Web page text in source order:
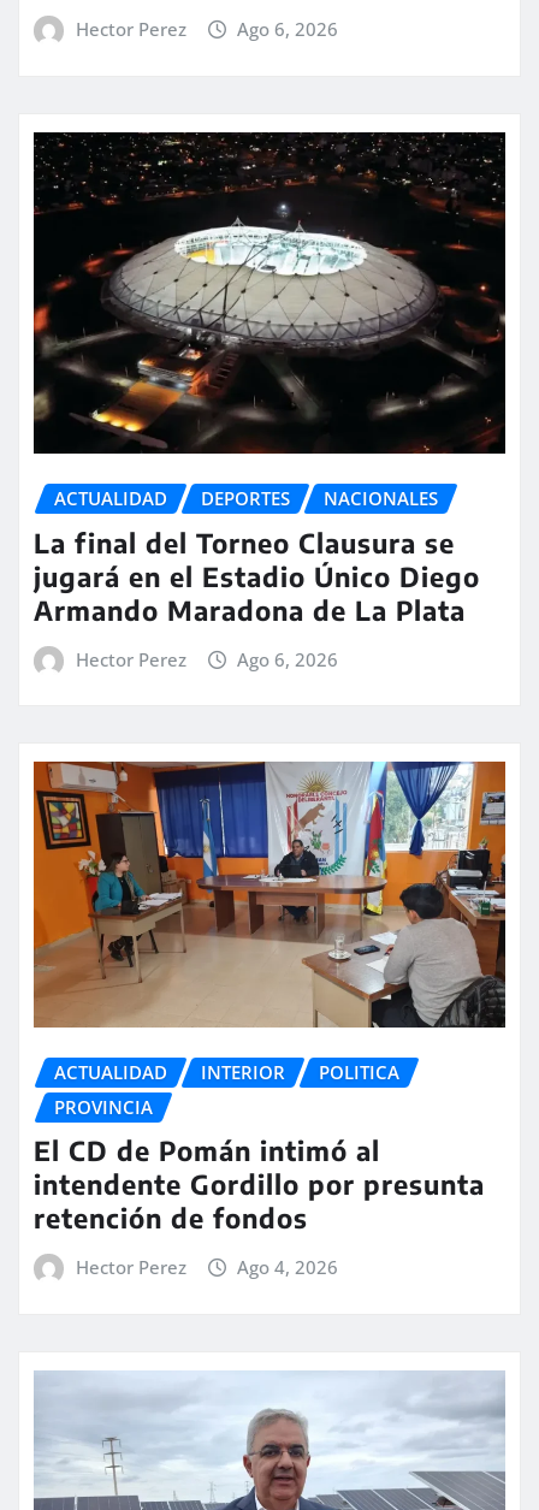
Hector Perez Ago 6, 2026
ACTUALIDAD DEPORTES NACIONALES
La final del Torneo Clausura se
jugará en el Estadio Único Diego
Armando Maradona de La Plata
Hector Perez Ago 6, 2026
ACTUALIDAD INTERIOR
POLITICA
PROVINCIA
El CD de Pomán intimó al
intendente Gordillo por presunta
retención de fondos
Hector Perez Ago 4, 2026